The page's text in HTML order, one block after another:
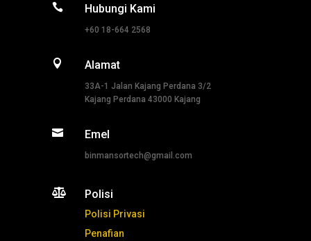
 Hubungi Kami
+60 18-664 2568
 Alamat
33A-1 Jalan Kajang Perdana 3/2
Kajang Perdana 43000 Kajang
 Emel
binmansortech@gmail.com
 Polisi
Polisi Privasi
Penafian